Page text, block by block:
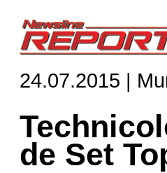
24.07.2015 |
de Set